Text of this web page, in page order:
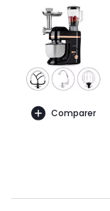
Comparer